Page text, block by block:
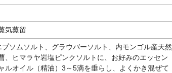
気蒸留
プソムソルト、グラウバーソルト、内モンゴル産天然
、ヒマラヤ岩塩ピンクソルトに、お好みのエッセン
ルオイル（精油）3～5滴を垂らし、よくかき混ぜて